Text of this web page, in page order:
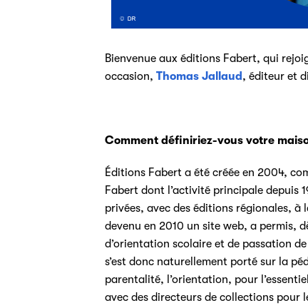
Bienvenue aux éditions Fabert, qui
occasion, Thomas Jallaud , éditeur et
Comment définiriez-vous votre
Éditions Fabert a été créée en 2004,
Fabert dont l’activité principale depuis
privées, avec des éditions régionales,
devenu en 2010 un site web, a permis,
d’orientation scolaire et de passation
s’est donc naturellement porté sur la
parentalité, l’orientation, pour
avec des directeurs de collections pour